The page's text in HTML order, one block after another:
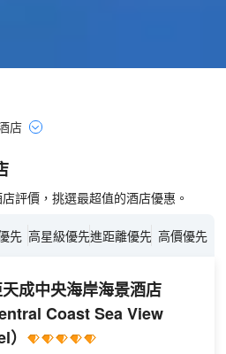
店
評價，挑選最超值的酒店優惠。
先 高星級優先進距離優先 高價優先
成中央海岸海景酒店
Coast Sea View